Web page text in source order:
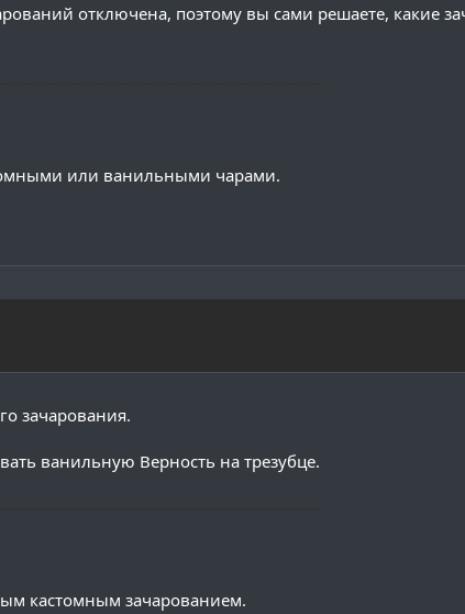
отключена, поэтому вы сами решаете, какие
или ванильными чарами.
зачарования.
ванильную Верность на трезубце.
кастомным зачарованием.